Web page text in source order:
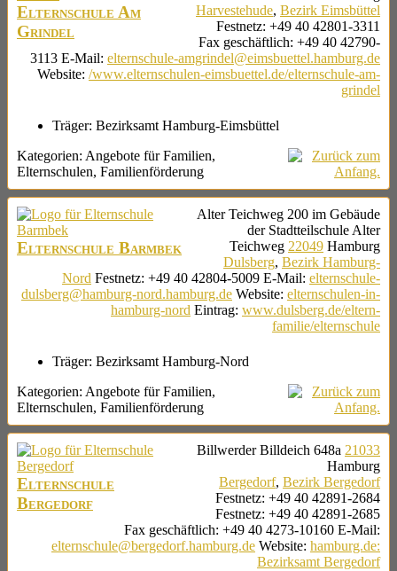
Elternschule Am
Grindel
Harvestehude, Bezirk Eimsbüttel
Festnetz: +49 40 42801-3311
Fax geschäftlich: +49 40 42790-
3113 E-Mail: elternschule-amgrindel@eimsbuettel.hamburg.de
Website: /www.elternschulen-eimsbuettel.de/elternschule-am-
grindel
Träger: Bezirksamt Hamburg-Eimsbüttel
Kategorien: Angebote für Familien,
Elternschulen, Familienförderung
Elternschule Barmbek
Alter Teichweg 200 im Gebäude
der Stadtteilschule Alter
Teichweg 22049 Hamburg
Dulsberg, Bezirk Hamburg-
Nord Festnetz: +49 40 42804-5009 E-Mail: elternschule-
dulsberg@hamburg-nord.hamburg.de Website: elternschulen-in-
hamburg-nord Eintrag: www.dulsberg.de/eltern-
familie/elternschule
Träger: Bezirksamt Hamburg-Nord
Kategorien: Angebote für Familien,
Elternschulen, Familienförderung
Elternschule
Bergedorf
Billwerder Billdeich 648a 21033
Hamburg
Bergedorf, Bezirk Bergedorf
Festnetz: +49 40 42891-2684
Festnetz: +49 40 42891-2685
Fax geschäftlich: +49 40 4273-10160 E-Mail:
elternschule@bergedorf.hamburg.de Website: hamburg.de:
Bezirksamt Bergedorf